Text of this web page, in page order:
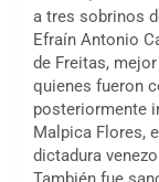
a tres sobrinos
Efraín Antonio
de Freitas,
quienes fueron
posteriormente
Malpica Flores,
dictadura